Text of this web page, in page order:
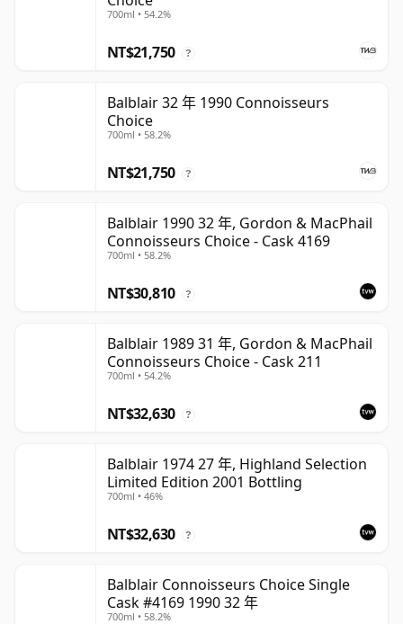
700ml • 54.2%
NT$21,750 ?
Balblair 32 年 1990 Connoisseurs
Choice
700ml • 58.2%
NT$21,750 ?
Balblair 1990 32 年, Gordon & MacPhail
Connoisseurs Choice - Cask 4169
700ml • 58.2%
NT$30,810 ?
Balblair 1989 31 年, Gordon & MacPhail
Connoisseurs Choice - Cask 211
700ml • 54.2%
NT$32,630 ?
Balblair 1974 27 年, Highland Selection
Limited Edition 2001 Bottling
700ml • 46%
NT$32,630 ?
Balblair Connoisseurs Choice Single
Cask #4169 1990 32 年
700ml • 58.2%